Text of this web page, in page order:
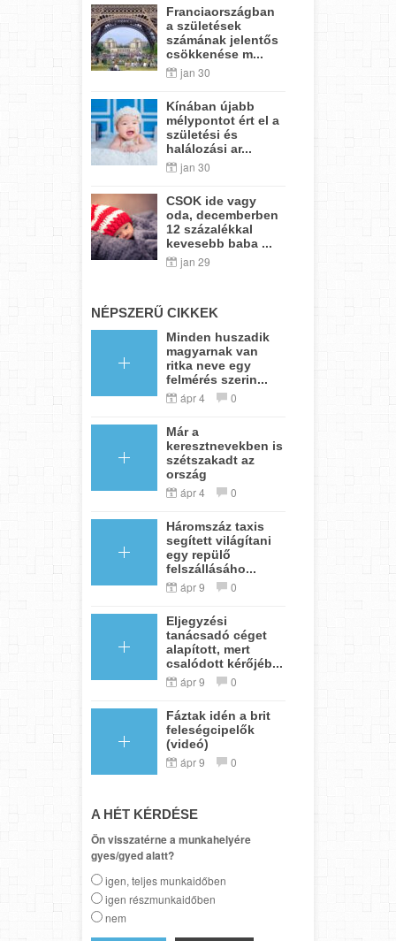
Franciaországban
a születések
számának jelentős
csökkenése m...
jan 30
Kínában újabb
mélypontot ért el a
születési és
halálozási ar...
jan 30
CSOK ide vagy
oda, decemberben
12 százalékkal
kevesebb baba ...
jan 29
NÉPSZERŰ CIKKEK
Minden huszadik
magyarnak van
ritka neve egy
felmérés szerin...
ápr 4 0
Már a
keresztnevekben is
szétszakadt az
ország
ápr 4 0
Háromszáz taxis
segített világítani
egy repülő
felszállásáho...
ápr 9 0
Eljegyzési
tanácsadó céget
alapított, mert
csalódott kérőjéb...
ápr 9 0
Fáztak idén a brit
feleségcipelők
(videó)
ápr 9 0
A HÉT KÉRDÉSE
Ön visszatérne a munkahelyére
gyes/gyed alatt?
igen, teljes munkaidőben
igen részmunkaidőben
nem